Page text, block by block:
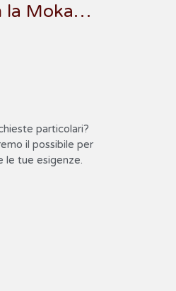
particolari?
il possibile per
le tue esigenze.
la Moka…